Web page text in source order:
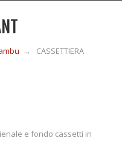
→
CASSETTIERA
e fondo cassetti in